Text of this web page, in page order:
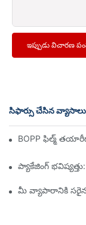
ఇప్పుడు విచారణ
సిఫార్సు చేసిన వ్యాసాలు
BOPP ఫిల్మ్
ప్యాకేజింగ్
మీ వ్యాపారానికి సరైన